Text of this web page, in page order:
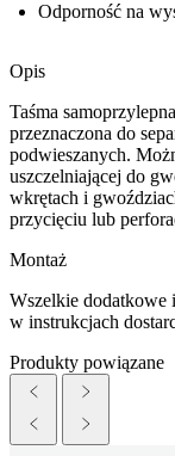
Odporność na
Opis
Taśma
przeznaczona do
podwieszanych.
uszczelniającej do
wkrętach i
przycięciu lub
Montaż
Wszelkie dodatkowe
w instrukcjach
Produkty powiązane